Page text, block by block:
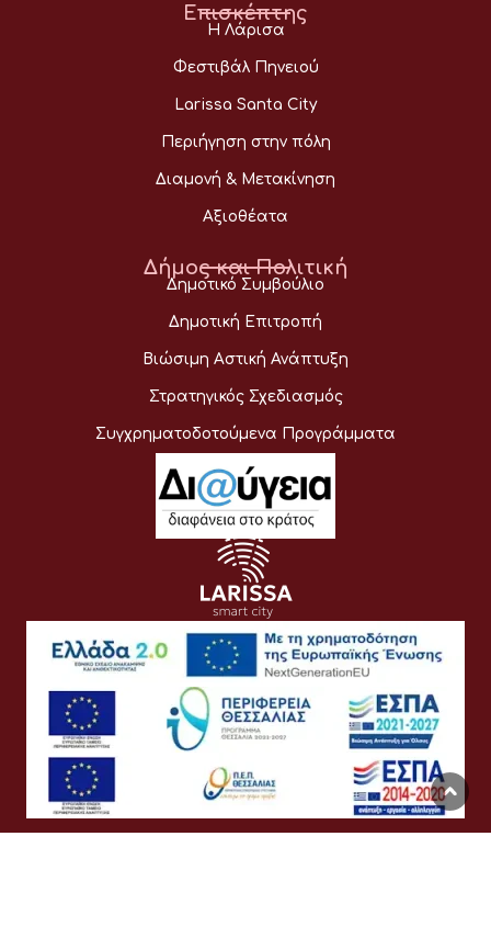
Επισκέπτης
Η Λάρισα
Φεστιβάλ Πηνειού
Larissa Santa City
Περιήγηση στην πόλη
Διαμονή & Μετακίνηση
Αξιοθέατα
Δήμος και Πολιτική
Δημοτικό Συμβούλιο
Δημοτική Επιτροπή
Βιώσιμη Αστική Ανάπτυξη
Στρατηγικός Σχεδιασμός
Συγχρηματοδοτούμενα Προγράμματα